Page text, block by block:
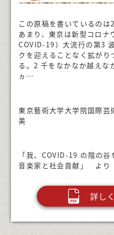
この原稿を書いているの
あまり、東京は新型コロナ
COVID-19）大流行の第3
クを迎えることなく拡がり
る。2 千をなかなか越えな
ヵ…
東京藝術大学大学院国際
美
「我、COVID-19 の陰の
音楽家と社会貢献」 より
詳し